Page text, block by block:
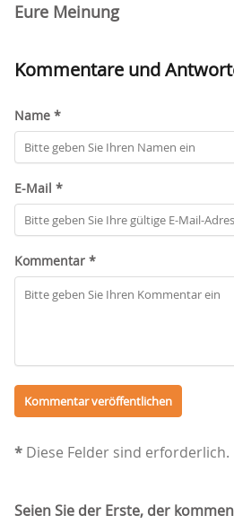
Eure Meinung
Kommentare und
Name *
E-Mail *
Kommentar *
* Diese Felder sind erforderlich.
Seien Sie der Erste, der